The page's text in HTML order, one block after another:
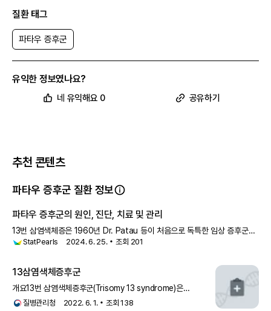
참고 문헌10건
질환 태그
파타우 증후군
유익한 정보였나요?
네 유익해요 0 공유하기
추천 콘텐츠
파타우 증후군 질환 정보
파타우 증후군의 원인, 진단, 치료 및 관리
13번 삼염색체증은 1960년 Dr. Patau 등이 처음으로 독특한 임상 증후군의
원인으로 설명했습니다. 이 임상 증후군은 처음에 "뇌 결함,
StatPearls 2024. 6. 25. 조회 201
13삼염색체증후군
개요13번 삼염색체증후군(Trisomy 13 syndrome)은
1960년에 이 증후군이 삼염색체가 원인임을 알아낸 파타우
질병관리청 2022. 6. 1. 조회138